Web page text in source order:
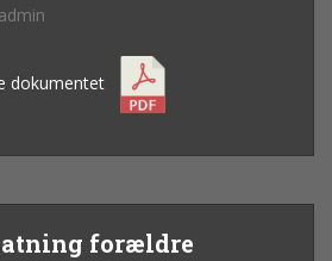
admin
dokumentet
forældre